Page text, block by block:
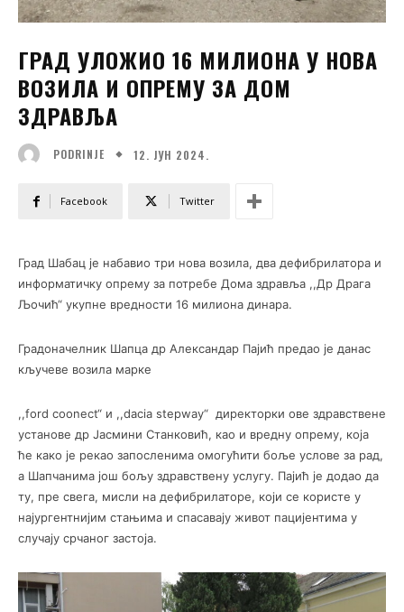
ГРАД УЛОЖИО 16 МИЛИОНА У НОВА
ВОЗИЛА И ОПРЕМУ ЗА ДОМ
ЗДРАВЉА
PODRINJE 12. ЈУН 2024.
Facebook Twitter
Град Шабац је набавио три нова возила, два дефибрилатора и
информатичку опрему за потребе Дома здравља ,,Др Драга
Љочић“ укупне вредности 16 милиона динара.
Градоначелник Шапца др Александар Пајић предао је данас
кључеве возила марке
,,ford coonect“ и ,,dacia stepway“ директорки ове здравствене
установе др Јасмини Станковић, као и вредну опрему, која
ће како је рекао запосленима омогућити боље услове за рад,
а Шапчанима још бољу здравствену услугу. Пајић је додао да
ту, пре свега, мисли на дефибрилаторе, који се користе у
најургентнијим стањима и спасавају живот пацијентима у
случају срчаног застоја.